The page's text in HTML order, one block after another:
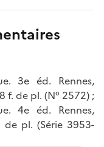
3e éd. Rennes,
f. de pl. (N° 2572) ;
4e éd. Rennes,
de pl. (Série 3953-